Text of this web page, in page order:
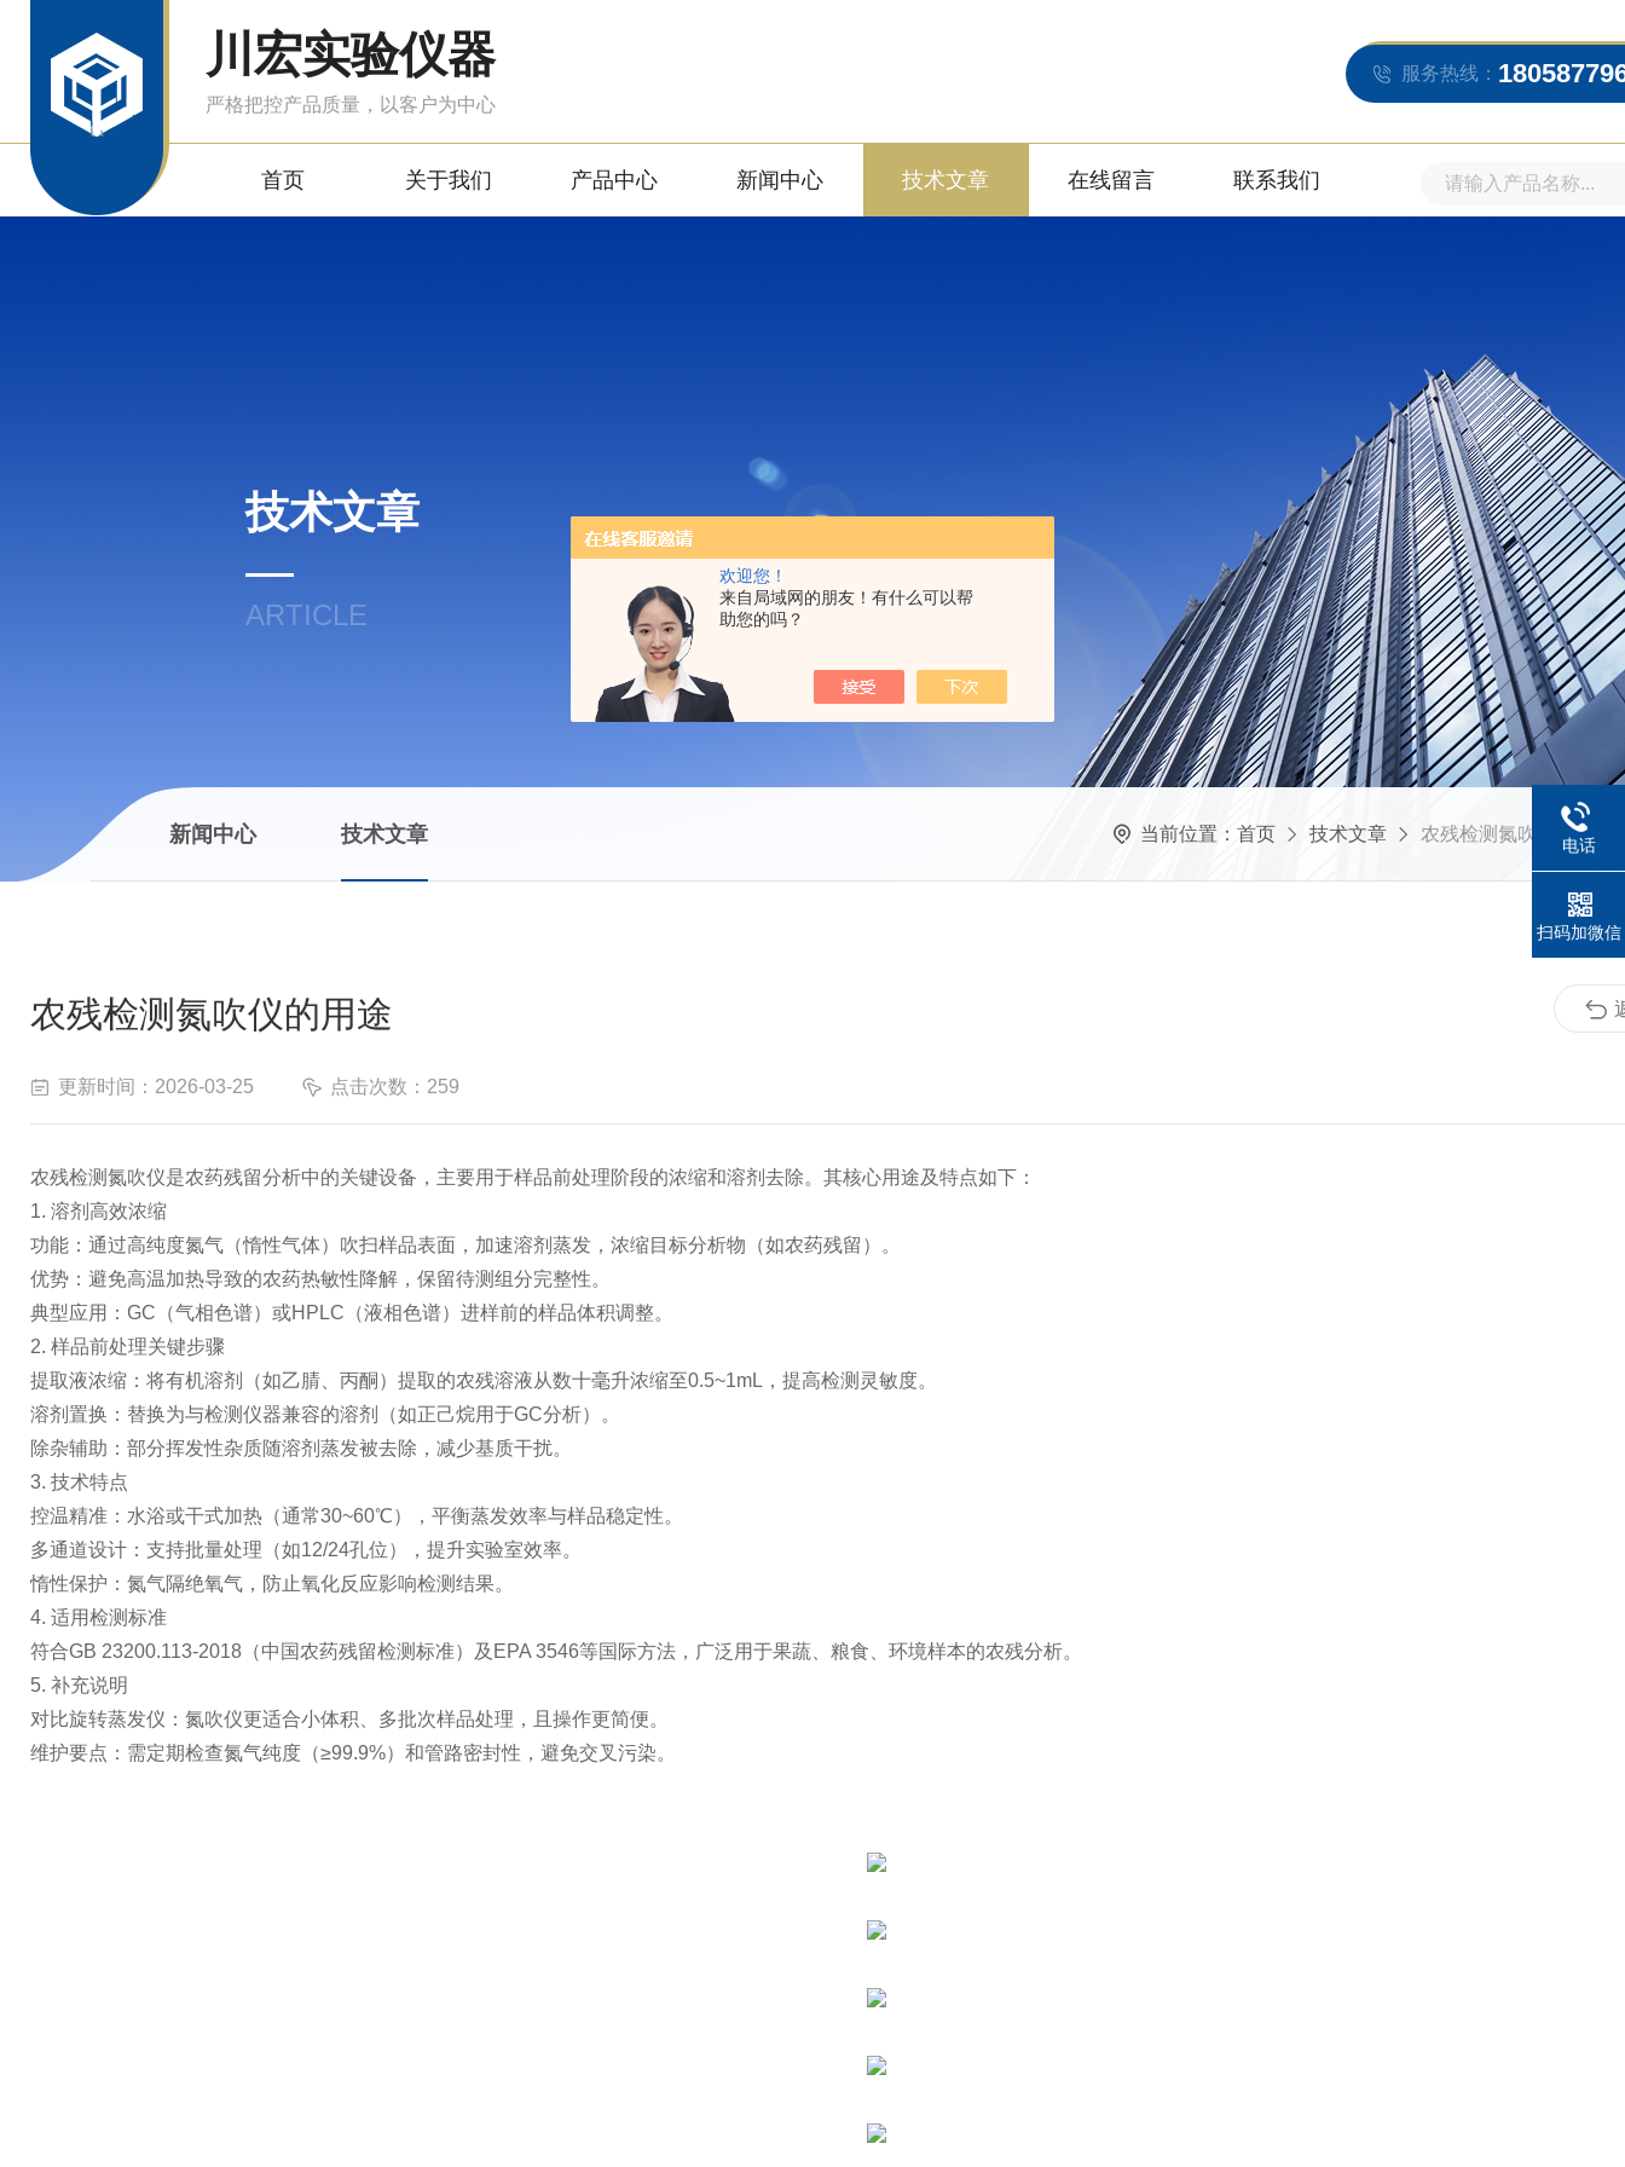
欢迎您！
来自局域网的朋友！有什么可以帮
助您的吗？
川宏实验仪器
严格把控产品质量，以客户为中心
服务热线：
首页 关于我们 产品中心 新闻中心 技术文章 在线留言 联系我们
技术文章
ARTICLE
新闻中心 技术文章 当前位置： 首页 技术文章 农残检测氮吹仪的用途
农残检测氮吹仪的用途
更新时间：2026-03-25 点击次数：259
农残检测氮吹仪是农药残留分析中的关键设备，主要用于样品前处理阶段的浓缩和溶剂去除。其核心用途及特点如下：
1. 溶剂高效浓缩
功能：通过高纯度氮气（惰性气体）吹扫样品表面，加速溶剂蒸发，浓缩目标分析物（如农药残留）。
优势：避免高温加热导致的农药热敏性降解，保留待测组分完整性。
典型应用：GC（气相色谱）或HPLC（液相色谱）进样前的样品体积调整。
2. 样品前处理关键步骤
提取液浓缩：将有机溶剂（如乙腈、丙酮）提取的农残溶液从数十毫升浓缩至0.5~1mL，提高检测灵敏度。
溶剂置换：替换为与检测仪器兼容的溶剂（如正己烷用于GC分析）。
除杂辅助：部分挥发性杂质随溶剂蒸发被去除，减少基质干扰。
3. 技术特点
控温精准：水浴或干式加热（通常30~60℃），平衡蒸发效率与样品稳定性。
多通道设计：支持批量处理（如12/24孔位），提升实验室效率。
惰性保护：氮气隔绝氧气，防止氧化反应影响检测结果。
4. 适用检测标准
符合GB 23200.113-2018（中国农药残留检测标准）及EPA 3546等国际方法，广泛用于果蔬、粮食、环境样本的农残分析。
5. 补充说明
对比旋转蒸发仪：氮吹仪更适合小体积、多批次样品处理，且操作更简便。
维护要点：需定期检查氮气纯度（≥99.9%）和管路密封性，避免交叉污染。
电话
扫码加微信